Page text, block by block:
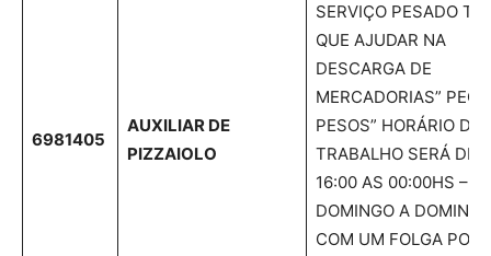
6981405
AUXILIAR DE
PIZZAIOLO
SERVIÇO PESADO
QUE AJUDAR NA
DESCARGA DE
MERCADORIAS”
PESOS” HORÁRIO DE
TRABALHO SERÁ DE
16:00 AS 00:00HS –
DOMINGO A
COM UM FOLGA POR